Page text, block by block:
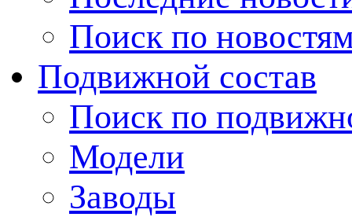
Поиск по
Подвижной состав
Поиск по
Модели
Заводы